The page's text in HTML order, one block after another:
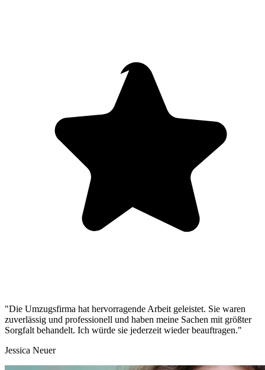
"Die Umzugsfirma hat hervorragende Arbeit geleistet. Sie waren
zuverlässig und professionell und haben meine Sachen mit größter
Sorgfalt behandelt. Ich würde sie jederzeit wieder beauftragen."
Jessica Neuer